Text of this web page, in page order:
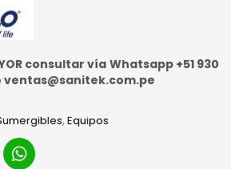
consultar vía Whatsapp +51 930
ventas@sanitek.com.pe
, Equipos
LinkedIn